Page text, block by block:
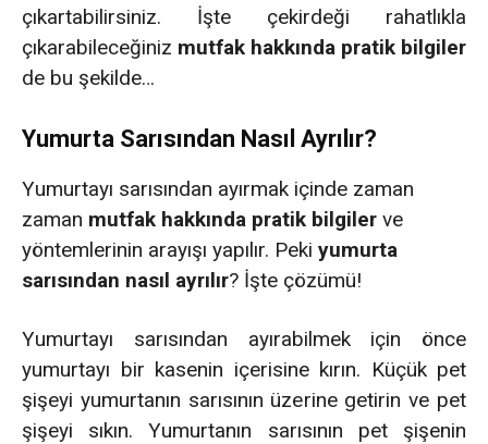
çıkartabilirsiniz. İşte çekirdeği rahatlıkla
çıkarabileceğiniz mutfak hakkında pratik bilgiler
de bu şekilde…
Yumurta Sarısından Nasıl Ayrılır?
Yumurtayı sarısından ayırmak içinde zaman
zaman mutfak hakkında pratik bilgiler ve
yöntemlerinin arayışı yapılır. Peki yumurta
sarısından nasıl ayrılır? İşte çözümü!
Yumurtayı sarısından ayırabilmek için önce
yumurtayı bir kasenin içerisine kırın. Küçük pet
şişeyi yumurtanın sarısının üzerine getirin ve pet
şişeyi sıkın. Yumurtanın sarısının pet şişenin